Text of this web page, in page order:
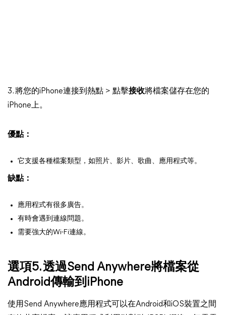
3. 將您的iPhone連接到熱點 > 點擊接收將檔案儲存在您的
iPhone上。
優點：
它支援各種檔案類型，如照片、影片、歌曲、應用程式等。
缺點：
應用程式有很多廣告。
有時會遇到連線問題。
需要強大的Wi-Fi連線。
選項5. 透過Send Anywhere將檔案從
Android傳輸到iPhone
使用Send Anywhere應用程式可以在Android和iOS裝置之間